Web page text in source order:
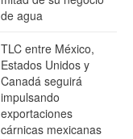
de agua
TLC entre México,
Estados Unidos y
Canadá seguirá
impulsando
exportaciones
cárnicas mexicanas